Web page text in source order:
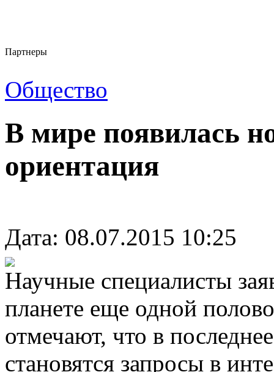
Партнеры
Общество
В мире появилась
ориентация
Дата: 08.07.2015 10:25
Научные специалисты
планете еще одной
отмечают, что в
становятся запросы в